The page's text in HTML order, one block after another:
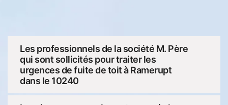
Les professionnels de la société M. Père
qui sont sollicités pour traiter les
urgences de fuite de toit à Ramerupt
dans le 10240